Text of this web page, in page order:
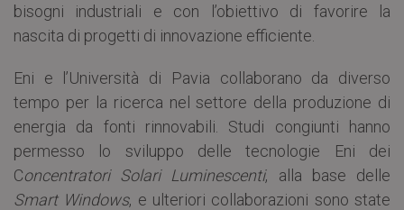
bisogni industriali e con l’obiettivo di favorire la
nascita di progetti di innovazione efficiente.
Eni e l’Università di Pavia collaborano da diverso
tempo per la ricerca nel settore della produzione di
energia da fonti rinnovabili. Studi congiunti hanno
permesso lo sviluppo delle tecnologie Eni dei
Concentratori Solari Luminescenti, alla base delle
Smart Windows, e ulteriori collaborazioni sono state